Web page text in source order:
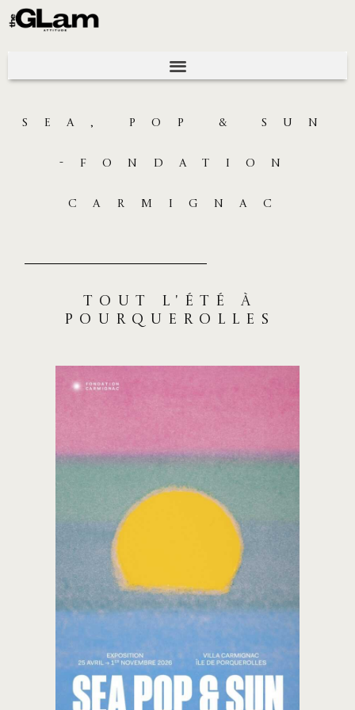
SEA, POP & SUN
-FONDATION
CARMIGNAC
tout l'été à
pourquerolles